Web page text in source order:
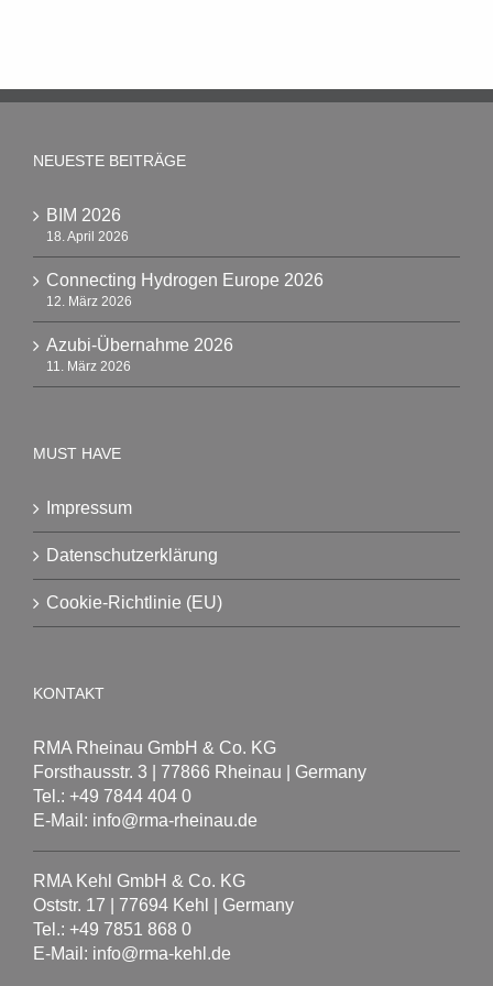
NEUESTE BEITRÄGE
BIM 2026
18. April 2026
Connecting Hydrogen Europe 2026
12. März 2026
Azubi-Übernahme 2026
11. März 2026
MUST HAVE
Impressum
Datenschutzerklärung
Cookie-Richtlinie (EU)
KONTAKT
RMA Rheinau GmbH & Co. KG
Forsthausstr. 3 | 77866 Rheinau | Germany
Tel.: +49 7844 404 0
E-Mail: info@rma-rheinau.de
RMA Kehl GmbH & Co. KG
Oststr. 17 | 77694 Kehl | Germany
Tel.: +49 7851 868 0
E-Mail: info@rma-kehl.de